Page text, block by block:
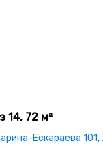
14, 72 м²
Ескараева